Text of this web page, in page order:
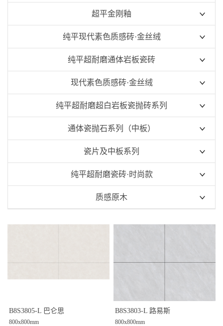
600x1200mm
800x800mm
900x1800mm
超平金刚釉
750x1500mm
800x1350mm
纯平现代素色质感砖·金丝绒
900x1800mm
纯平超耐磨通体岩板瓷砖
600x1200mm
800x800mm
900x1800mm
现代素色质感砖·金丝绒
纯平超耐磨超白岩板瓷抛砖系列
800x800mm
通体瓷抛石系列（中板）
400x400mm
瓷片及中板系列
300X600常规瓷片
300x600现代爆款瓷片
300X600现代爆款通体瓷抛中板
纯平超耐磨瓷砖·时尚款
750x1500mm
质感原木
B8S3805-L 巴仑思
800x800mm
B8S3803-L 路易斯
800x800mm